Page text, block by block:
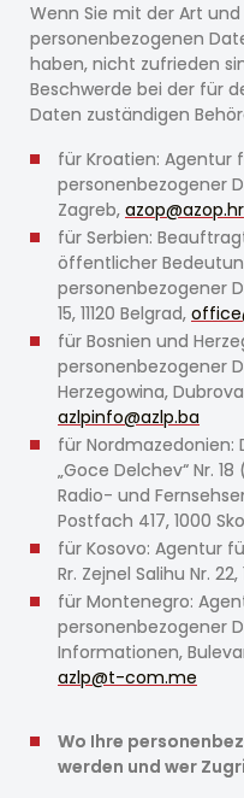
Wenn Sie mit der Art und
personenbezogenen
haben, nicht zufrieden
Beschwerde bei der für
Daten zuständigen
für Kroatien: Agentur
personenbezogener
Zagreb, azop@azop.hr
für Serbien:
öffentlicher
personenbezogener
15, 11120 Belgrad,
für Bosnien und
personenbezogener
Herzegowina,
azlpinfo@azlp.ba
für Nordmazedonien:
„Goce Delchev“ Nr.
Radio- und
Postfach 417, 1000
für Kosovo: Agentur
Rr. Zejnel Salihu Nr.
für Montenegro:
personenbezogener
Informationen,
azlp@t-com.me
Wo Ihre
werden und wer